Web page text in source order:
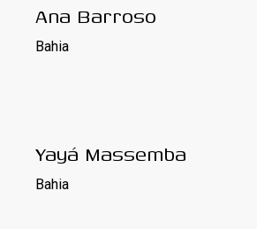
Ana Barroso
Bahia
Yayá Massemba
Bahia